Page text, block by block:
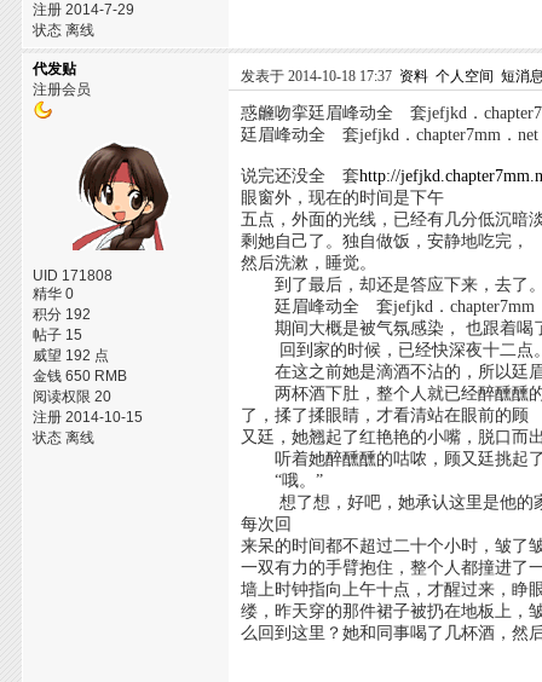
注册 2014-7-29
状态 离线
代发贴
注册会员
UID 171808
精华 0
积分 192
帖子 15
威望 192 点
金钱 650 RMB
阅读权限 20
注册 2014-10-15
状态 离线
发表于 2014-10-18 17:37 资料 个人空间 短消
惑虪吻挛廷眉峰动全 套jefjkd．
廷眉峰动全 套jefjkd．chapter7mm．
说完还没全 套http://
眼窗外，现在的时间是下午
五点，外面的光线，已经有几分低沉暗
剩她自己了。独自做饭，安静地吃完，
然后洗漱，睡觉。
到了最后，却还是答应下来，去了
廷眉峰动全 套jefjkd．chapter7mm
期间大概是被气氛感染， 也跟着喝
回到家的时候，已经快深夜十二点
在这之前她是滴酒不沾的，所以廷眉
两杯酒下肚，整个人就已经醉醺醺的
了，揉了揉眼睛，才看清站在眼前的顾
又廷，她翘起了红艳艳的小嘴，脱口而
听着她醉醺醺的咕哝，顾又廷挑起了
“哦。”
想了想，好吧，她承认这里是他的家
每次回
来呆的时间都不超过二十个小时，皱了
一双有力的手臂抱住，整个人都撞进了
墙上时钟指向上午十点，才醒过来，睁
缕，昨天穿的那件裙子被扔在地板上
么回到这里？她和同事喝了几杯酒，然